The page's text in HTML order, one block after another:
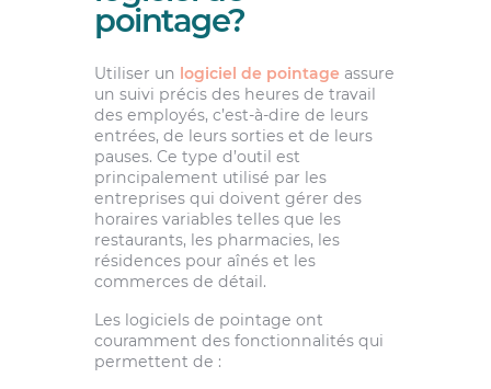
pointage?
Utiliser un logiciel de pointage assure
un suivi précis des heures de travail
des employés, c’est-à-dire de leurs
entrées, de leurs sorties et de leurs
pauses. Ce type d’outil est
principalement utilisé par les
entreprises qui doivent gérer des
horaires variables telles que les
restaurants, les pharmacies, les
résidences pour aînés et les
commerces de détail.
Les logiciels de pointage ont
couramment des fonctionnalités qui
permettent de :